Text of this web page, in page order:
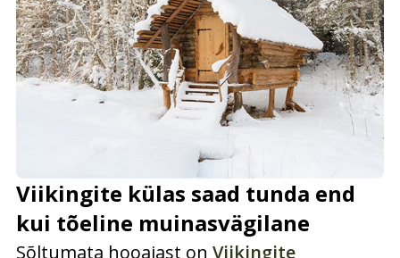
Viikingite külas saad tunda end
kui tõeline muinasvägilane
Sõltumata hooajast on Viikingite